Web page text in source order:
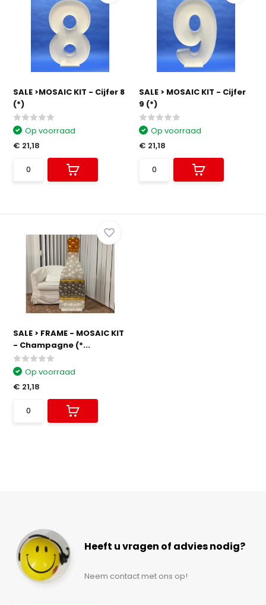
SALE >MOSAIC KIT - Cijfer 8
(*)
Op voorraad
€ 21,18
SALE > MOSAIC KIT - Cijfer
9 (*)
Op voorraad
€ 21,18
SALE > FRAME - MOSAIC KIT
- Champagne (*...
Op voorraad
€ 21,18
Heeft u vragen of advies nodig?
Neem contact met ons op!